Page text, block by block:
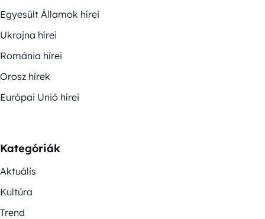
Egyesült Államok hírei
Ukrajna hírei
Románia hírei
Orosz hírek
Európai Unió hírei
Kategóriák
Aktuális
Kultúra
Trend